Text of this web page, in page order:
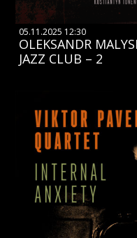
05.11.2025 12:30
OLEKSANDR
JAZZ CLUB – 2